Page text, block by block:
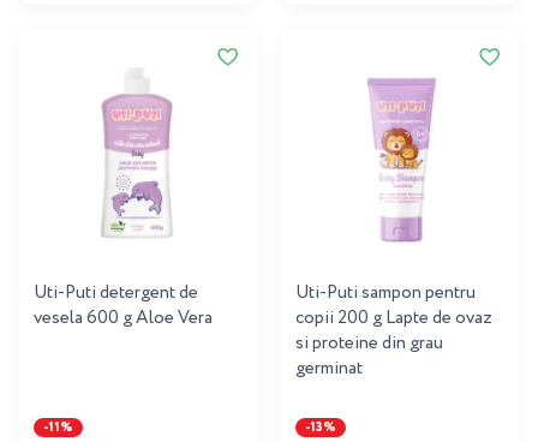
Uti-Puti detergent de
vesela 600 g Aloe Vera
-11%
Uti-Puti sampon pentru
copii 200 g Lapte de ovaz
si proteine ​​din grau
germinat
-13%